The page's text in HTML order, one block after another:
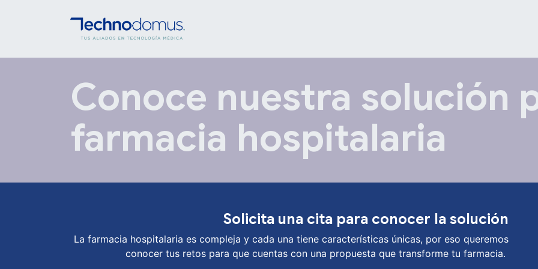
Conoce nuestra solución
farmacia hospitalaria
Solicita una cita para conocer la solución
La farmacia hospitalaria es compleja y cada una tiene características únicas, por eso queremos
conocer tus retos para que cuentas con una propuesta que transforme tu farmacia.